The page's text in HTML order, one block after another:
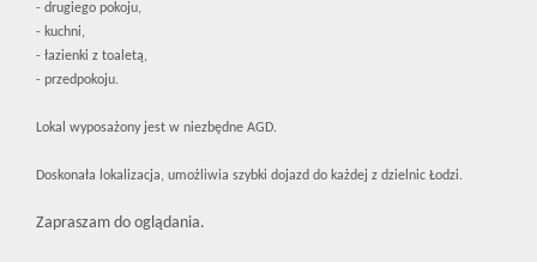
- drugiego pokoju,
- kuchni,
- łazienki z toaletą,
- przedpokoju.
Lokal wyposażony jest w niezbędne AGD.
Doskonała lokalizacja, umożliwia szybki dojazd do każdej z dzielnic Łodzi.
Zapraszam do oglądania.